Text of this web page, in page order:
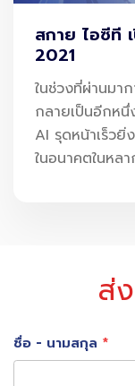
ตาขึ้นนั้นเอง
แต่งบ้านสไ
สกาย ไอซีที
2021
ในช่วงที่ผ่านมา
กลายเป็นอีกหนึ่
AI รุดหน้าเร็ว
ในอนาคตในหล
ส่
ชื่อ - นามสกุล